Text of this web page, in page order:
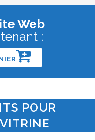
Web
:
POUR